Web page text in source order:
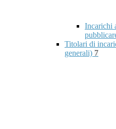
Incarichi
Titolari di
generali) 7